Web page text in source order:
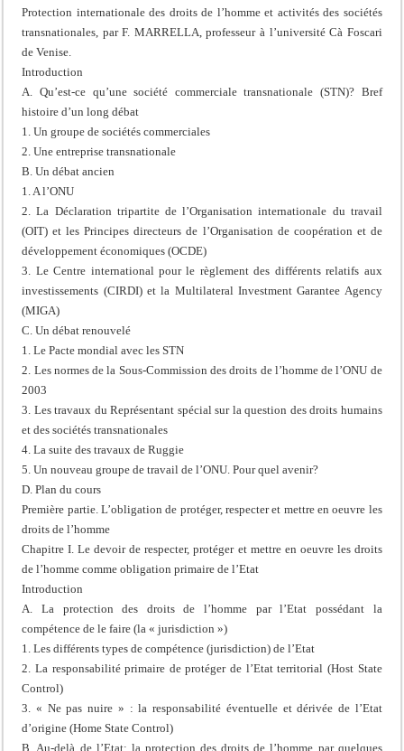
Protection internationale des droits de l’homme et activités des sociétés
transnationales, par F. MARRELLA, professeur à l’université Cà Foscari
de Venise.
Introduction
A. Qu’est-ce qu’une société commerciale transnationale (STN)? Bref
histoire d’un long débat
1. Un groupe de sociétés commerciales
2. Une entreprise transnationale
B. Un débat ancien
1. A l’ONU
2. La Déclaration tripartite de l’Organisation internationale du travail
(OIT) et les Principes directeurs de l’Organisation de coopération et de
développement économiques (OCDE)
3. Le Centre international pour le règlement des différents relatifs aux
investissements (CIRDI) et la Multilateral Investment Garantee Agency
(MIGA)
C. Un débat renouvelé
1. Le Pacte mondial avec les STN
2. Les normes de la Sous-Commission des droits de l’homme de l’ONU de
2003
3. Les travaux du Représentant spécial sur la question des droits humains
et des sociétés transnationales
4. La suite des travaux de Ruggie
5. Un nouveau groupe de travail de l’ONU. Pour quel avenir?
D. Plan du cours
Première partie. L’obligation de protéger, respecter et mettre en oeuvre les
droits de l’homme
Chapitre I. Le devoir de respecter, protéger et mettre en oeuvre les droits
de l’homme comme obligation primaire de l’Etat
Introduction
A. La protection des droits de l’homme par l’Etat possédant la
compétence de le faire (la « jurisdiction »)
1. Les différents types de compétence (jurisdiction) de l’Etat
2. La responsabilité primaire de protéger de l’Etat territorial (Host State
Control)
3. « Ne pas nuire » : la responsabilité éventuelle et dérivée de l’Etat
d’origine (Home State Control)
B. Au-delà de l’Etat: la protection des droits de l’homme par quelques